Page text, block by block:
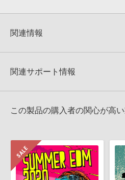
★5
★4
★1
KONTAKTフォーマットは、
でお使いいただけます。無償版の
4GBを超えるデータに関するご注意
きます際には、NTFSやHFS＋でフ
いただく必要がございます。
知らせするメールの2通が送信され
ます説明に沿って、製品のダウン
サンプルパック製品には、原則と
用意しておりません。ご購入後のご
関連情報
50%OFF！サマーセール！
関連サポート情報
2022.06.06
おります。ご覧頂くには、該当する製品
NU NRG TRANCE
この製品の購入者の関心が高